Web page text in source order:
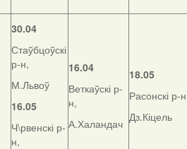
30.04
Стаўбцоўскі
р-н,
М.Львоў
16.05
Ч\рвенскі р-
н,
16.04
Веткаўскі р-
н,
А.Халандач
18.05
Расонскі р-
Дз.Кіцель